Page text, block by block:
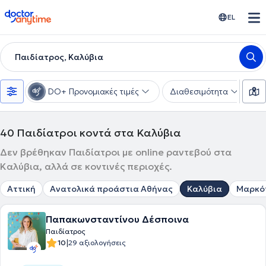
doctoranytime EL
Παιδίατρος, Καλύβια
DO+ Προνομιακές τιμές Διαθεσιμότητα
40 Παιδίατροι κοντά στα Καλύβια
Δεν βρέθηκαν Παιδίατροι με online ραντεβού στα
Καλύβια, αλλά σε κοντινές περιοχές.
Αττική Ανατολικά προάστια Αθήνας Καλύβια
Παπακωνσταντίνου Δέσποινα
Παιδίατρος
10|29 αξιολογήσεις